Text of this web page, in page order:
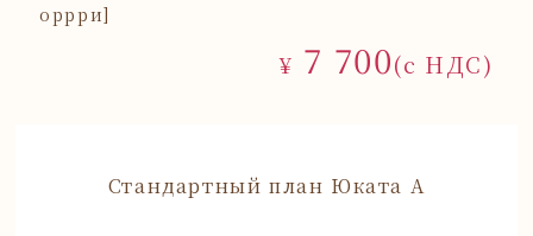
Стандартный план Юката А
оррри]
¥ 7 700(с НДС)